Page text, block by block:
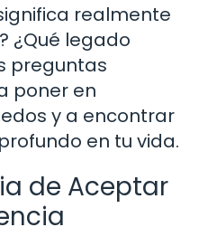
realmente
¿Qué legado
preguntas
poner en
y a encontrar
en tu vida.
de Aceptar